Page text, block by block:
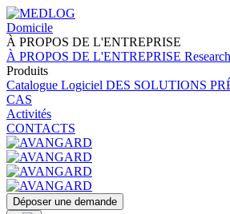
Domicile
À PROPOS DE L'ENTREPRISE
À PROPOS DE L'ENTREPRISE
Produits
Catalogue Logiciel DES SOLUTIONS
CAS
Activités
CONTACTS
Déposer une demande